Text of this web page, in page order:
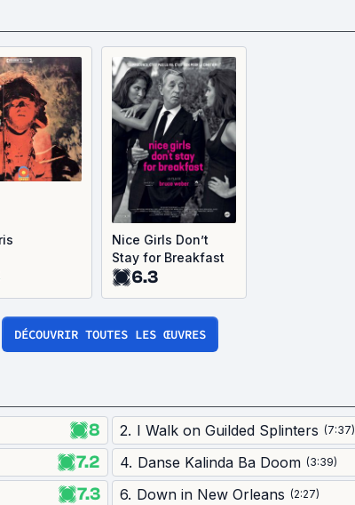
Nice Girls Don’t
Stay for Breakfast
6.3
DÉCOUVRIR TOUTES LES ŒUVRES
8 2. I Walk on Guilded Splinters (7:37)
7.2 4. Danse Kalinda Ba Doom (3:39)
7.3 6. Down in New Orleans (2:27)